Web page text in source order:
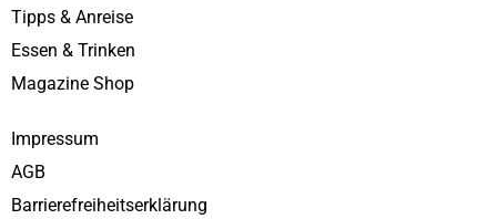
Tipps & Anreise
Essen & Trinken
Magazine Shop
Impressum
AGB
Barrierefreiheitserklärung